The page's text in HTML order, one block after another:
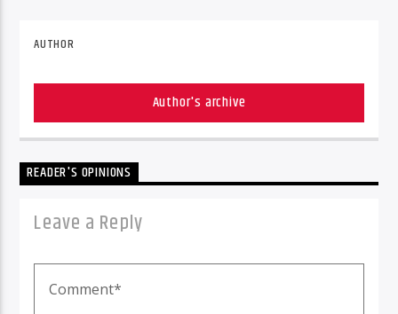
AUTHOR
Author's archive
READER'S OPINIONS
Leave a Reply